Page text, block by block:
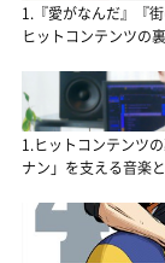
1.『愛がなんだ』『
ヒットコンテンツの
1.ヒットコンテンツ
ナン」を支える音楽